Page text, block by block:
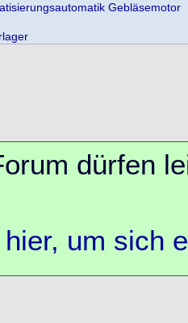
Gebläsemotor
dürfen
um sich